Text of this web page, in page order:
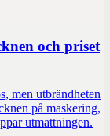
och priset
men utbrändheten
på maskering,
utmattningen.